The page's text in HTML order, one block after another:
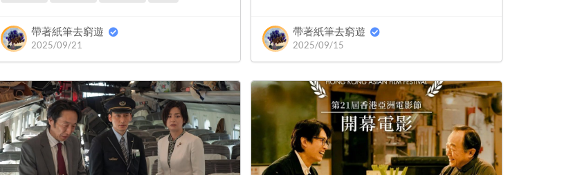
帶著紙筆去窮遊
2025/09/21
帶著紙筆去窮遊
2025/09/15